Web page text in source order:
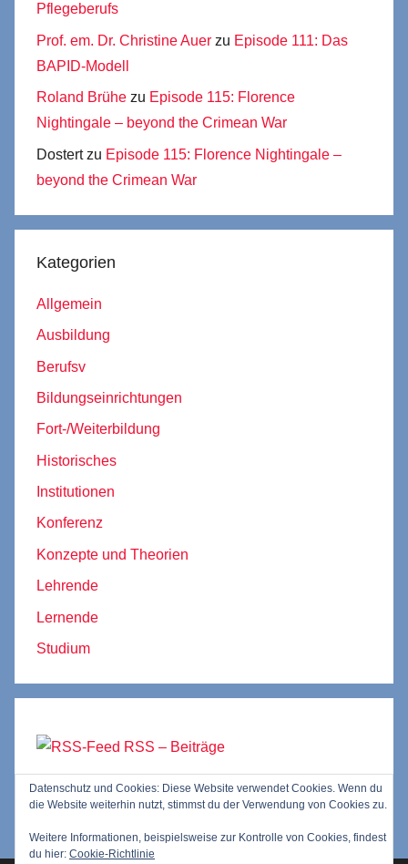
Pflegeberufs
Prof. em. Dr. Christine Auer zu Episode 111: Das
BAPID-Modell
Roland Brühe zu Episode 115: Florence
Nightingale – beyond the Crimean War
Dostertzu Episode 115: Florence Nightingale –
beyond the Crimean War
Kategorien
Allgemein
Ausbildung
Berufsv
Bildungseinrichtungen
Fort-/Weiterbildung
Historisches
Institutionen
Konferenz
Konzepte und Theorien
Lehrende
Lernende
Studium
RSS – Beiträge
RSS – Kommentare
Datenschutz und Cookies: Diese Website verwendet Cookies. Wenn du
die Website weiterhin nutzt, stimmst du der Verwendung von Cookies zu.
Weitere Informationen, beispielsweise zur Kontrolle von Cookies, findest
du hier: Cookie-Richtlinie